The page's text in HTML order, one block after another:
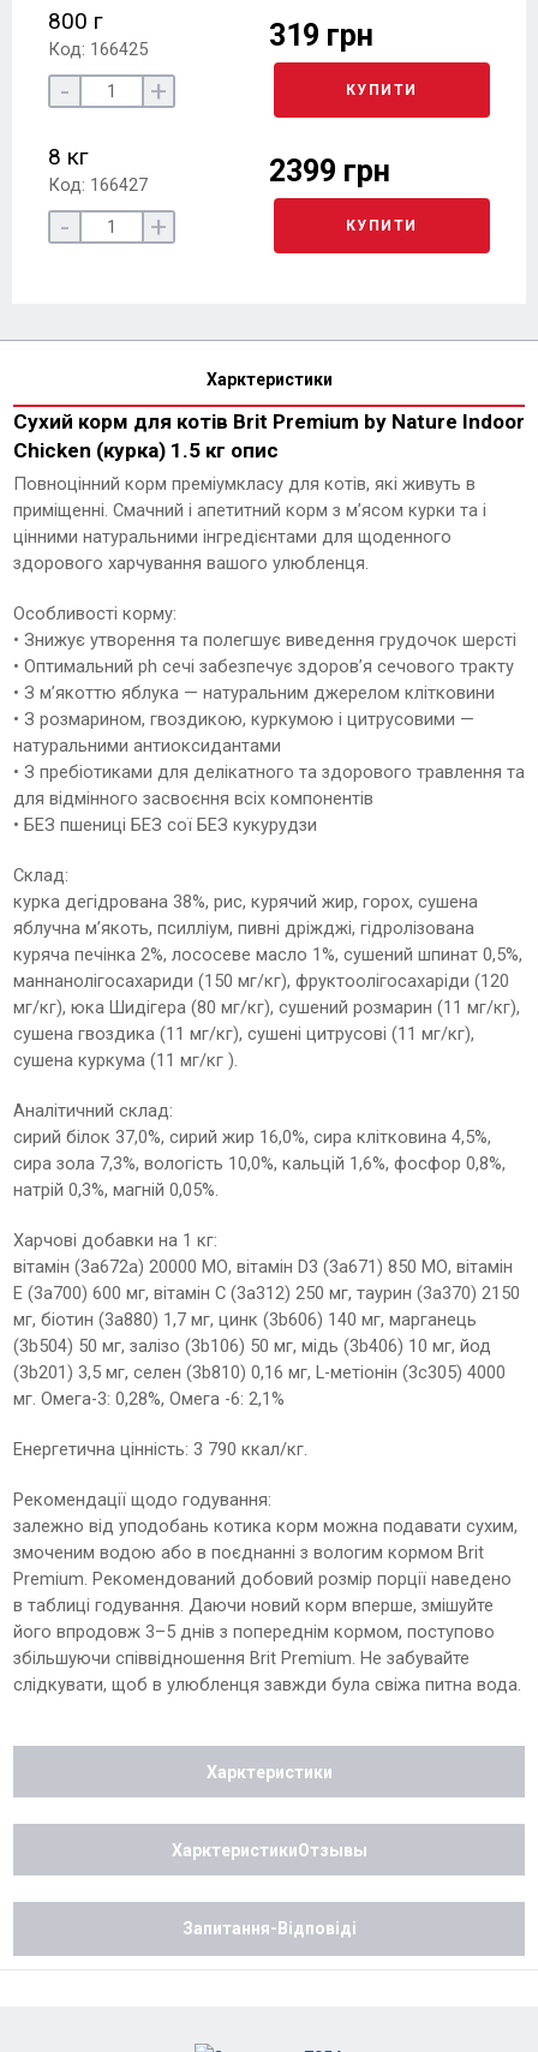
800 г
Код: 166425 319 грн
- + КУПИТИ
8 кг
Код: 166427 2399 грн
- + КУПИТИ
Харктеристики
Сухий корм для котів Brit Premium by Nature Indoor
Chicken (курка) 1.5 кг опис
Повноцінний корм преміумкласу для котів, які живуть в
приміщенні. Смачний і апетитний корм з м’ясом курки та і
цінними натуральними інгредієнтами для щоденного
здорового харчування вашого улюбленця.
Особливості корму:
• Знижує утворення та полегшує виведення грудочок шерсті
• Оптимальний ph сечі забезпечує здоров’я сечового тракту
• З м’якоттю яблука — натуральним джерелом клітковини
• З розмарином, гвоздикою, куркумою і цитрусовими —
натуральними антиоксидантами
• З пребіотиками для делікатного та здорового травлення та
для відмінного засвоєння всіх компонентів
• БЕЗ пшениці БЕЗ сої БЕЗ кукурудзи
Склад:
курка дегідрована 38%, рис, курячий жир, горох, сушена
яблучна м’якоть, псилліум, пивні дріжджі, гідролізована
куряча печінка 2%, лососеве масло 1%, сушений шпинат 0,5%,
маннанолігосахариди (150 мг/кг), фруктоолігосахаріди (120
мг/кг), юка Шидігера (80 мг/кг), сушений розмарин (11 мг/кг),
сушена гвоздика (11 мг/кг), сушені цитрусові (11 мг/кг),
сушена куркума (11 мг/кг ).
Аналітичний склад:
сирий білок 37,0%, сирий жир 16,0%, сира клітковина 4,5%,
сира зола 7,3%, вологість 10,0%, кальцій 1,6%, фосфор 0,8%,
натрій 0,3%, магній 0,05%.
Харчові добавки на 1 кг:
вітамін (3a672a) 20000 МО, вітамін D3 (3a671) 850 МО, вітамін
E (3a700) 600 мг, вітамін C (3a312) 250 мг, таурин (3a370) 2150
мг, біотин (3a880) 1,7 мг, цинк (3b606) 140 мг, марганець
(3b504) 50 мг, залізо (3b106) 50 мг, мідь (3b406) 10 мг, йод
(3b201) 3,5 мг, селен (3b810) 0,16 мг, L-метіонін (3c305) 4000
мг. Омега-3: 0,28%, Омега -6: 2,1%
Енергетична цінність: 3 790 ккал/кг.
Рекомендації щодо годування:
залежно від уподобань котика корм можна подавати сухим,
змоченим водою або в поєднанні з вологим кормом Brit
Premium. Рекомендований добовий розмір порції наведено
в таблиці годування. Даючи новий корм вперше, змішуйте
його впродовж 3–5 днів з попереднім кормом, поступово
збільшуючи співвідношення Brit Premium. Не забувайте
слідкувати, щоб в улюбленця завжди була свіжа питна вода.
Харктеристики
ХарктеристикиОтзывы
Запитання-Відповіді